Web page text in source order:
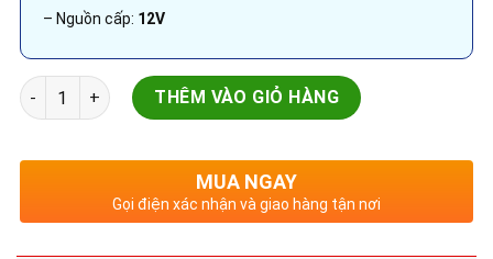
– Nguồn cấp: 12V
Camera HDCVI Dahua | DH-HAC-ME1509THP-PV | Active
THÊM VÀO GIỎ HÀNG
MUA NGAY
Gọi điện xác nhận và giao hàng tận nơi